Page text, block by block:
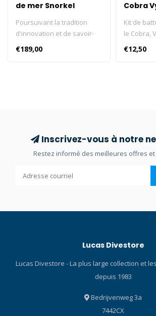
de mer Snorkel
Poursuivant la tradition
d'innovation et de savoir-
faire de Bulova, notre
Oceanographer à travers
sa forme de boîtier
classique mais
teintes vibrantes inspirées
une forme de boîtier rétro
innovante, un matériau
lisse et d'une durabilité
accrue. Le cadran marron à
€189,00
Cobra
Vyper
Kit de
le Cobra,
Vyper Air
€12,50
Inscrivez-vous à notre
Restez informé des meilleures offres
Lucas Divestore
Lucas Divestore - La plus large collection et
depuis 1983
Bedrijvenweg 3a
7442CX